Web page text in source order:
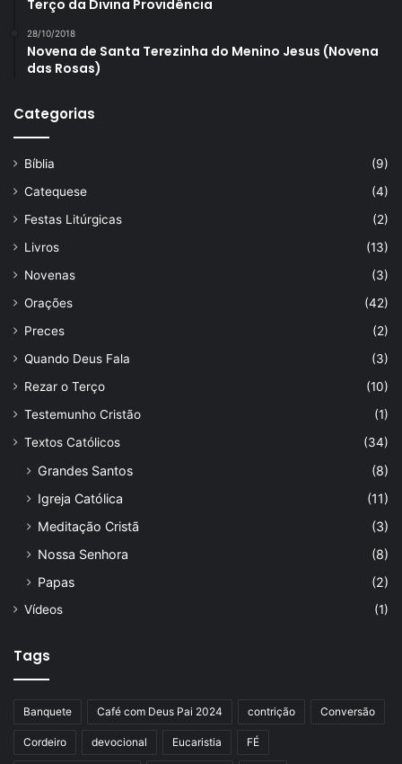
Terço da Divina Providência
28/10/2018
Novena de Santa Terezinha do Menino Jesus (Novena
das Rosas)
Categorias
Bíblia
(9)
Catequese
(4)
Festas Litúrgicas
(2)
Livros
(13)
Novenas
(3)
Orações
(42)
Preces
(2)
Quando Deus Fala
(3)
Rezar o Terço
(10)
Testemunho Cristão
(1)
Textos Católicos
(34)
Grandes Santos
(8)
Igreja Católica
(11)
Meditação Cristã
(3)
Nossa Senhora
(8)
Papas
(2)
Vídeos (1)
Tags
Banquete Café com Deus Pai 2024 contrição Conversão
Cordeiro devocional Eucaristia FÉ